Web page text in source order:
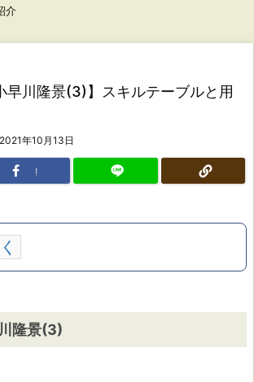
介
早川隆景(3)】スキルテーブルと用
2021年10月13日
!
隆景(3)